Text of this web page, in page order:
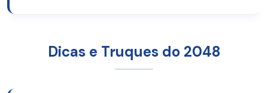
Dicas e Truques do 2048